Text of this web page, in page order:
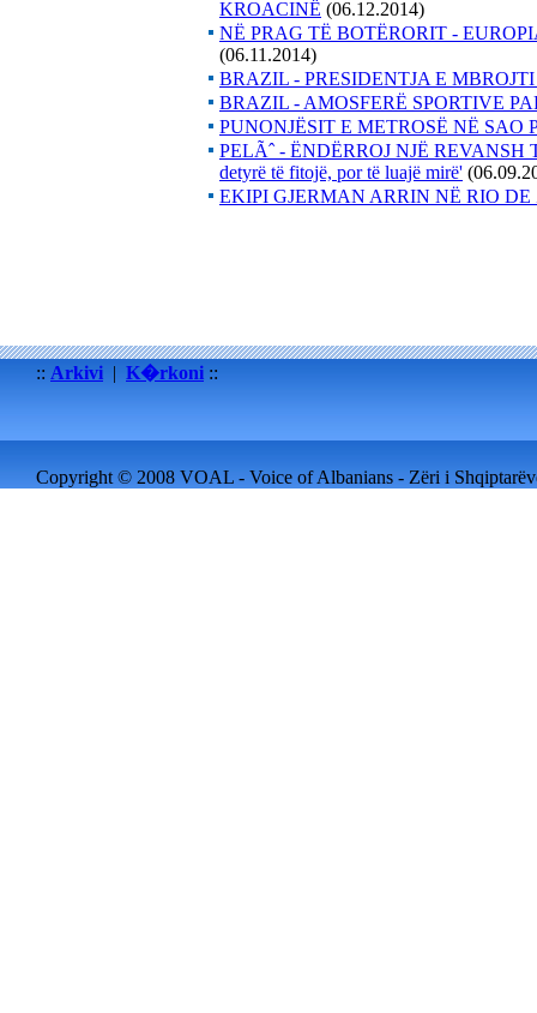
KROACINË (06.12.2014)
NË PRAG TË BOTËRORIT -
(06.11.2014)
BRAZIL - PRESIDENTJA E
BRAZIL - AMOSFERË SPORTIVE
PUNONJËSIT E METROSË NË SAO
PELÃˆ - ËNDËRROJ NJË
detyrë të fitojë, por të luajë mirë'
EKIPI GJERMAN ARRIN NË RIO
:: Arkivi | K�rkoni ::
Copyright © 2008 VOAL - Voice of Albanians - Zëri i